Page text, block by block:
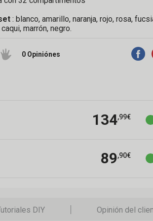
: blanco, amarillo, naranja, rojo, rosa,
marrón, negro.
0 Opiniónes
134,99€
89,90€
DIY Opinión del